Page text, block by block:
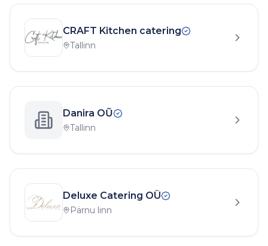
CRAFT Kitchen catering
Tallinn
Danira OŨ
Tallinn
Deluxe Catering OÜ
Pärnu linn